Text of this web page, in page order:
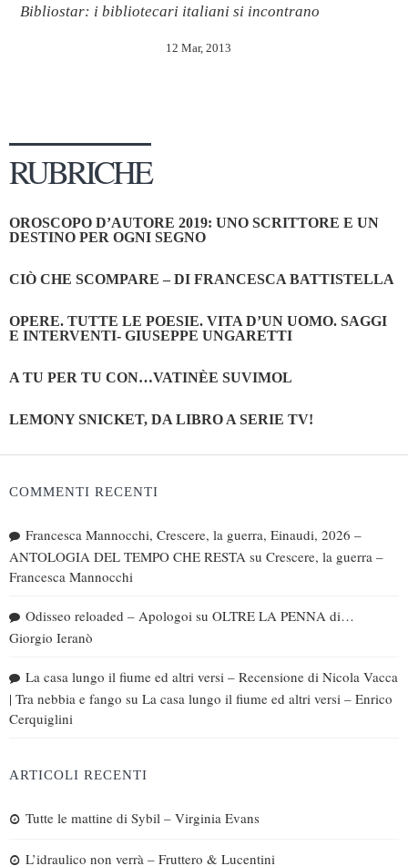
Bibliostar: i bibliotecari italiani si incontrano
12 Mar, 2013
RUBRICHE
OROSCOPO D’AUTORE 2019: UNO SCRITTORE E UN
DESTINO PER OGNI SEGNO
CIÒ CHE SCOMPARE – DI FRANCESCA BATTISTELLA
OPERE. TUTTE LE POESIE. VITA D’UN UOMO. SAGGI
E INTERVENTI- GIUSEPPE UNGARETTI
A TU PER TU CON…VATINÈE SUVIMOL
LEMONY SNICKET, DA LIBRO A SERIE TV!
COMMENTI RECENTI
Francesca Mannocchi, Crescere, la guerra, Einaudi, 2026 –
ANTOLOGIA DEL TEMPO CHE RESTA su Crescere, la guerra –
Francesca Mannocchi
Odisseo reloaded – Apologoi su OLTRE LA PENNA di…
Giorgio Ieranò
La casa lungo il fiume ed altri versi – Recensione di Nicola Vacca
| Tra nebbia e fango su La casa lungo il fiume ed altri versi – Enrico
Cerquiglini
ARTICOLI RECENTI
Tutte le mattine di Sybil – Virginia Evans
L’idraulico non verrà – Fruttero & Lucentini